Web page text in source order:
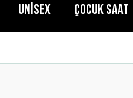
Unisex Çocuk Saat